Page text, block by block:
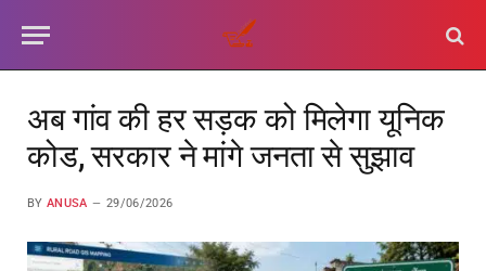
अब गांव की हर सड़क को मिलेगा यूनिक
कोड, सरकार ने मांगे जनता से सुझाव
BY ANUSA 29/06/2026